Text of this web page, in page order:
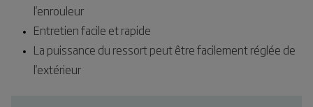
l'enrouleur
Entretien facile et rapide
La puissance du ressort peut être facilement réglée de
l'extérieur